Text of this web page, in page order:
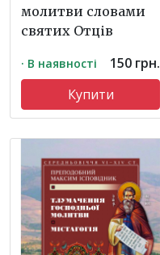
молитви словами
святих Отців
· В наявності
150 грн.
Купити